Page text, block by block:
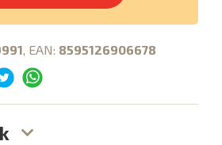
, EAN: 8595126906678